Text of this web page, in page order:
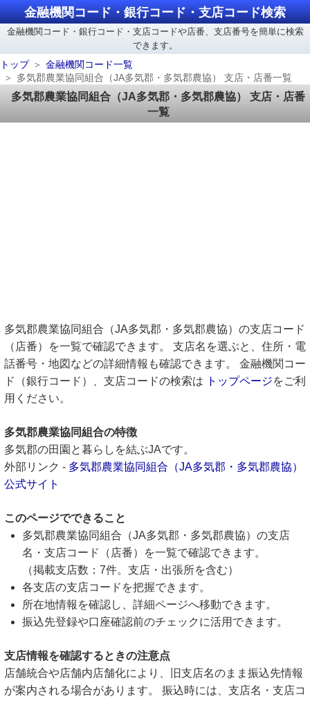
金融機関コード・銀行コード・支店コード検索
金融機関コード・銀行コード・支店コードや店番、支店番号を簡単に検索
できます。
トップ
金融機関コード一覧
多気郡農業協同組合（JA多気郡・多気郡農協） 支店・店番一覧
多気郡農業協同組合（JA多気郡・多気郡農協） 支店・店番
一覧
多気郡農業協同組合（JA多気郡・多気郡農協）の支店コード
（店番）を一覧で確認できます。 支店名を選ぶと、住所・電
話番号・地図などの詳細情報も確認できます。 金融機関コー
ド（銀行コード）、支店コードの検索は
トップページをご利
用ください。
多気郡農業協同組合の特徴
多気郡の田園と暮らしを結ぶJAです。
外部リンク - 多気郡農業協同組合（JA多気郡・多気郡農協）
公式サイト
このページでできること
多気郡農業協同組合（JA多気郡・多気郡農協）の支店
名・支店コード（店番）を一覧で確認できます。
（掲載支店数：7件。支店・出張所を含む）
各支店の支店コードを把握できます。
所在地情報を確認し、詳細ページへ移動できます。
振込先登録や口座確認前のチェックに活用できます。
支店情報を確認するときの注意点
店舗統合や店舗内店舗化により、旧支店名のまま振込先情報
が案内される場合があります。 振込時には、支店名・支店コ